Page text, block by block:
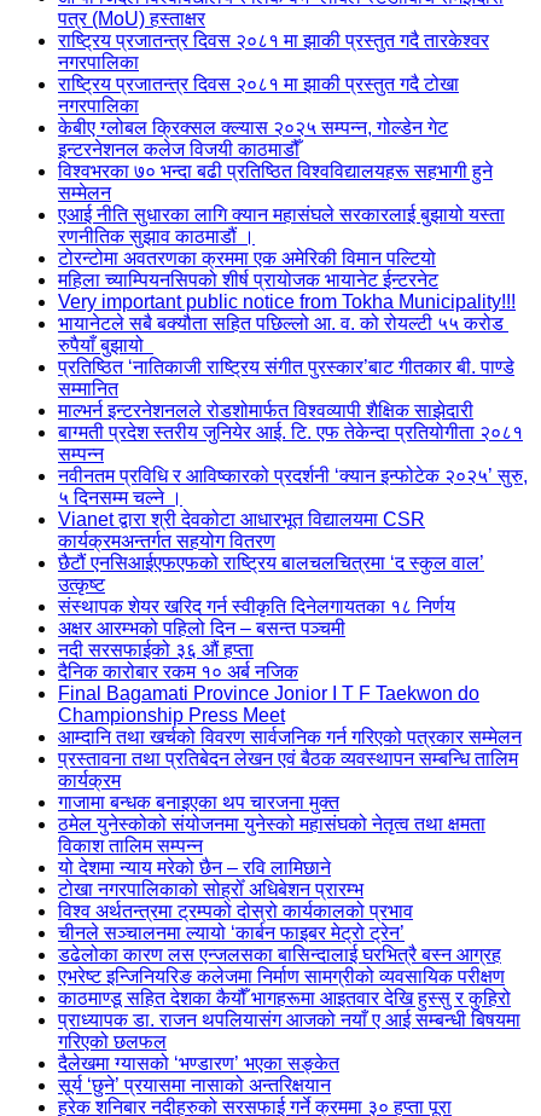
पत्र (MoU) हस्ताक्षर
राष्ट्रिय प्रजातन्त्र दिवस २०८१ मा झाकी प्रस्तुत गदै तारकेश्वर
नगरपालिका
राष्ट्रिय प्रजातन्त्र दिवस २०८१ मा झाकी प्रस्तुत गदै टोखा
नगरपालिका
केबीए ग्लोबल क्रिक्सल क्ल्यास २०२५ सम्पन्न, गोल्डेन गेट
इन्टरनेशनल कलेज विजयी काठमाडौँ
विश्वभरका ७० भन्दा बढी प्रतिष्ठित विश्वविद्यालयहरू सहभागी हुने
सम्मेलन
एआई नीति सुधारका लागि क्यान महासंघले सरकारलाई बुझायो यस्ता
रणनीतिक सुझाव काठमाडौं ।
टोरन्टोमा अवतरणका क्रममा एक अमेरिकी विमान पल्टियो
महिला च्याम्पियनसिपको शीर्ष प्रायोजक भायानेट ईन्टरनेट
Very important public notice from Tokha Municipality!!!
भायानेटले सबै बक्यौता सहित पछिल्लो आ. व. को रोयल्टी ५५ करोड
रुपैयाँ बुझायो
प्रतिष्ठित ‘नातिकाजी राष्ट्रिय संगीत पुरस्कार’बाट गीतकार बी. पाण्डे
सम्मानित
माल्भर्न इन्टरनेशनलले रोडशोमार्फत विश्वव्यापी शैक्षिक साझेदारी
बाग्मती प्रदेश स्तरीय जुनियेर आई. टि. एफ तेकेन्दा प्रतियोगीता २०८१
सम्पन्न
नवीनतम प्रविधि र आविष्कारको प्रदर्शनी ‘क्यान इन्फोटेक २०२५’ सुरु,
५ दिनसम्म चल्ने ।
Vianet द्वारा श्री देवकोटा आधारभूत विद्यालयमा CSR
कार्यक्रमअन्तर्गत सहयोग वितरण
छैटौं एनसिआईएफएफको राष्ट्रिय बालचलचित्रमा ‘द स्कुल वाल’
उत्कृष्ट
संस्थापक शेयर खरिद गर्न स्वीकृति दिनेलगायतका १८ निर्णय
अक्षर आरम्भको पहिलो दिन – बसन्त पञ्चमी
नदी सरसफाईको ३६ औं हप्ता
दैनिक कारोबार रकम १० अर्ब नजिक
Final Bagamati Province Jonior I T F Taekwon do
Championship Press Meet
आम्दानि तथा खर्चको विवरण सार्वजनिक गर्न गरिएको पत्रकार सम्मेलन
प्रस्तावना तथा प्रतिबेदन लेखन एवं बैठक व्यवस्थापन सम्बन्धि तालिम
कार्यक्रम
गाजामा बन्धक बनाइएका थप चारजना मुक्त
ठमेल युनेस्कोको संयोजनमा युनेस्को महासंघको नेतृत्व तथा क्षमता
विकाश तालिम सम्पन्न
यो देशमा न्याय मरेको छैन – रवि लामिछाने
टोखा नगरपालिकाको सोह्रोँ अधिबेशन प्रारम्भ
विश्व अर्थतन्त्रमा ट्रम्पको दोस्रो कार्यकालको प्रभाव
चीनले सञ्चालनमा ल्यायो ‘कार्बन फाइबर मेट्रो ट्रेन’
डढेलोका कारण लस एन्जलसका बासिन्दालाई घरभित्रै बस्न आग्रह
एभरेष्ट इन्जिनियरिङ कलेजमा निर्माण सामग्रीको व्यवसायिक परीक्षण
काठमाण्डू सहित देशका कैयौँ भागहरूमा आइतवार देखि हुस्सु र कुहिरो
प्राध्यापक डा. राजन थपलियासंग आजको नयाँ ए आई सम्बन्धी बिषयमा
गरिएको छलफल
दैलेखमा ग्यासको ‘भण्डारण’ भएका सङ्केत
सूर्य ‘छुने’ प्रयासमा नासाको अन्तरिक्षयान
हरेक शनिबार नदीहरुको सरसफाई गर्ने क्रममा ३० हप्ता पूरा